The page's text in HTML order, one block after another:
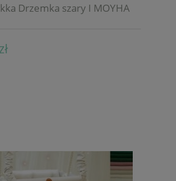
Drzemka szary I MOYHA